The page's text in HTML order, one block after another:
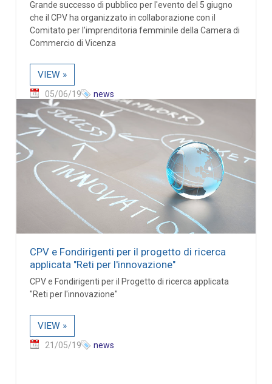
Grande successo di pubblico per l'evento del 5 giugno
che il CPV ha organizzato in collaborazione con il
Comitato per l’imprenditoria femminile della Camera di
Commercio di Vicenza
VIEW »
05/06/19 news
CPV e Fondirigenti per il progetto di ricerca
applicata "Reti per l'innovazione"
CPV e Fondirigenti per il Progetto di ricerca applicata
"Reti per l'innovazione"
VIEW »
21/05/19 news